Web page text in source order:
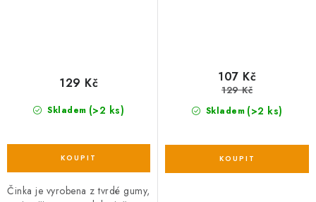
Skladem (>2 ks)
129 Kč
Činka je vyrobena z tvrdé gumy,
Skladem (>2 ks)
107 Kč
129 Kč